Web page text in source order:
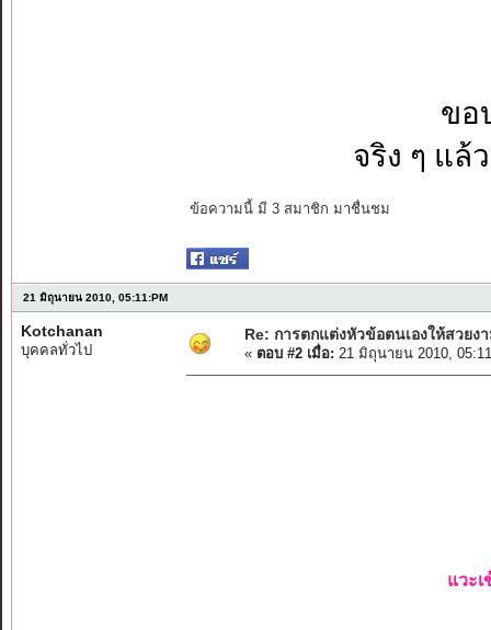
ขอ
จริง ๆ แ
ข้อความนี้ มี 3 สมาชิก มาชื่นชม
21 มิถุนายน 2010, 05:11:PM
Kotchanan
บุคคลทั่วไป
Re: การตกแต่งหัวข้อตนเองให้สวยง
« ตอบ #2 เมื่อ: 21 มิถุนายน 2010,
แวะ